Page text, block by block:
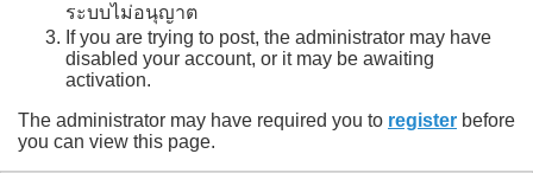
ระบบไม่อนุญาต
If you are trying to post, the administrator may have
disabled your account, or it may be awaiting
activation.
The administrator may have required you to register before
you can view this page.